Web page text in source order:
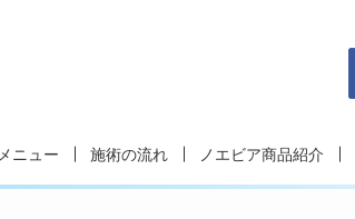
メニュー 施術の流れ ノエビア商品紹介